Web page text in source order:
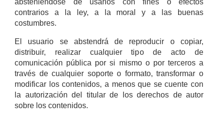
absteniéndose de usarlos con fines o efectos
contrarios a la ley, a la moral y a las buenas
costumbres.
El usuario se abstendrá de reproducir o copiar,
distribuir, realizar cualquier tipo de acto de
comunicación pública por si mismo o por terceros a
través de cualquier soporte o formato, transformar o
modificar los contenidos, a menos que se cuente con
la autorización del titular de los derechos de autor
sobre los contenidos.